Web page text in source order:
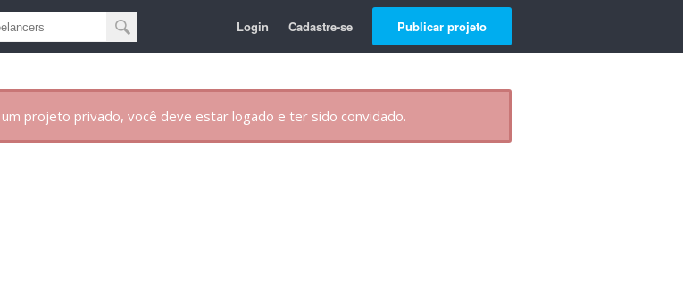
Login Cadastre-se Publicar projeto
projeto privado, você deve estar logado e ter sido convidado.